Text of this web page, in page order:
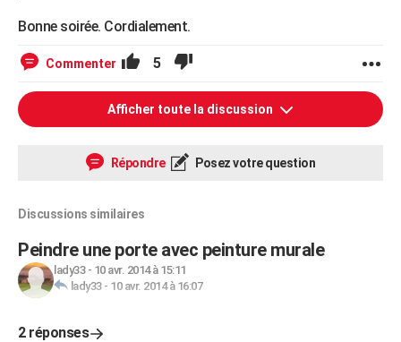
Bonne soirée. Cordialement.
Commenter 5
Afficher toute la discussion
Répondre Posez votre question
Discussions similaires
Peindre une porte avec peinture murale
lady33- 10 avr. 2014 à 15:11
lady33- 10 avr. 2014 à 16:07
2 réponses